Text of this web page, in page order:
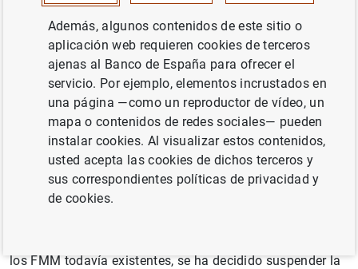
europea Reglamento (UE) 2017/1131 del Parlamento
Europeo y del Consejo, de 14 de junio de 2017, sobre
fondos del mercado monetario y de la circular de la
CNMV 1/2019, de 28 de marzo, sobre las categorías de
instituciones de inversión colectiva en función de su
vocación inversora, la mayor parte de los Fondos del
mercado monetario (FMM) han transformando su
vocación a Fondos de inversión (FI) de renta fija euro a
corto plazo o se han fusionado con otros FI no
monetarios ya existentes.
los FMM todavía existentes, se ha decidido suspender la
Además, algunos contenidos de este sitio o
aplicación web requieren cookies de terceros
ajenas al Banco de España para ofrecer el
servicio. Por ejemplo, elementos incrustados en
una página —como un reproductor de vídeo, un
mapa o contenidos de redes sociales— pueden
instalar cookies. Al visualizar estos contenidos,
usted acepta las cookies de dichos terceros y
sus correspondientes políticas de privacidad y
de cookies.